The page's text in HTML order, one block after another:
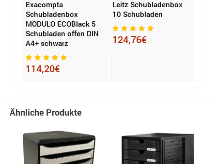
Exacompta
Schubladenbox
MODULO ECOBlack 5
Schubladen offen DIN
A4+ schwarz
114,20€
Leitz Schubladenbox
10 Schubladen
124,76€
Ähnliche Produkte